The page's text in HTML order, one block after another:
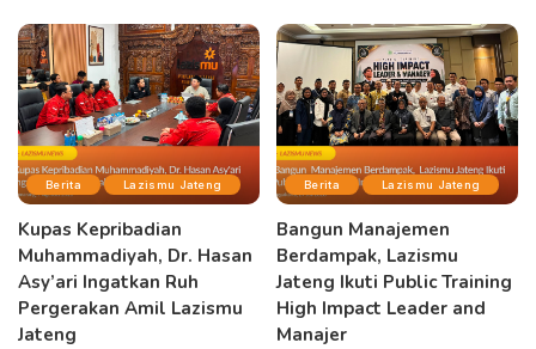
Berita Lazismu Jateng
Kupas Kepribadian
Muhammadiyah, Dr. Hasan
Asy’ari Ingatkan Ruh
Pergerakan Amil Lazismu
Jateng
Berita Lazismu Jateng
Bangun Manajemen
Berdampak, Lazismu
Jateng Ikuti Public Training
High Impact Leader and
Manajer